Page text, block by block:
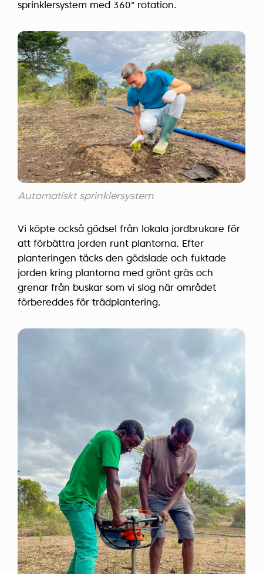
sprinklersystem med 360° rotation.
Automatiskt sprinklersystem
Vi köpte också gödsel från lokala jordbrukare för
att förbättra jorden runt plantorna. Efter
planteringen täcks den gödslade och fuktade
jorden kring plantorna med grönt gräs och
grenar från buskar som vi slog när området
förbereddes för trädplantering.